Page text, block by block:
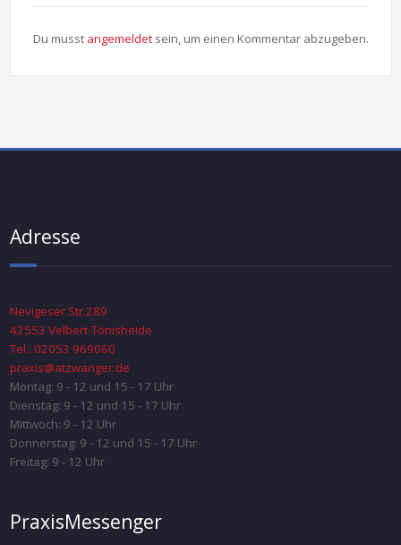
Du musst angemeldetsein, um einen Kommentar abzugeben.
Adresse
Nevigeser Str.289
42553 Velbert-Tönisheide
Tel.: 02053 969060
praxis@atzwanger.de
Montag: 9 - 12 und 15 - 17 Uhr
Dienstag: 9 - 12 und 15 - 17 Uhr
Mittwoch: 9 - 12 Uhr
Donnerstag: 9 - 12 und 15 - 17 Uhr
Freitag: 9 - 12 Uhr
PraxisMessenger